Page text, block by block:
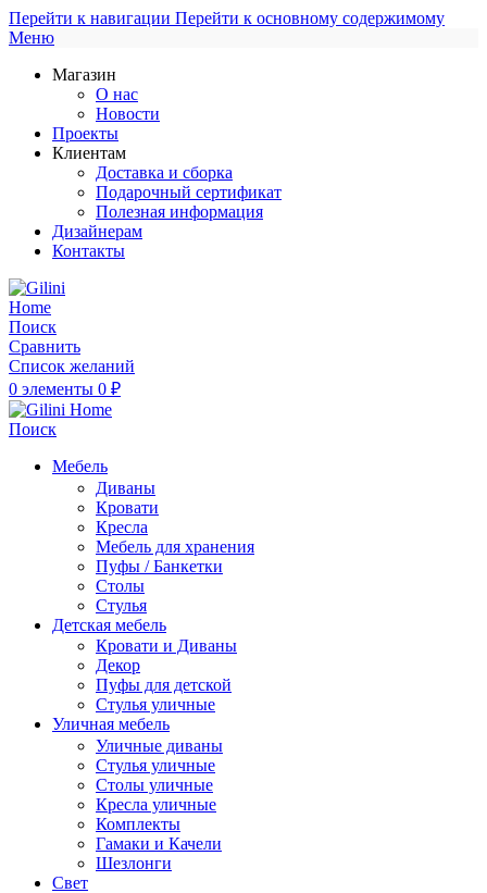
Перейти к навигации Перейти к основному содержимому
Меню
Магазин
О нас
Новости
Проекты
Клиентам
Доставка и сборка
Подарочный сертификат
Полезная информация
Дизайнерам
Контакты
Поиск
Сравнить
Список желаний
0 элементы 0 ₽
Поиск
Мебель
Диваны
Кровати
Кресла
Мебель для хранения
Пуфы / Банкетки
Столы
Стулья
Детская мебель
Кровати и Диваны
Декор
Пуфы для детской
Стулья уличные
Уличная мебель
Уличные диваны
Стулья уличные
Столы уличные
Кресла уличные
Комплекты
Гамаки и Качели
Шезлонги
Свет